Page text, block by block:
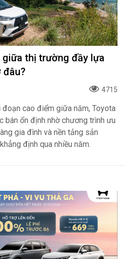
giữa thị trường đầy lựa
đâu?
4715
cao điểm giữa năm, Toyota
bán ổn định nhờ chương trình ưu
gia đình và nền tảng sản
định qua nhiều năm.